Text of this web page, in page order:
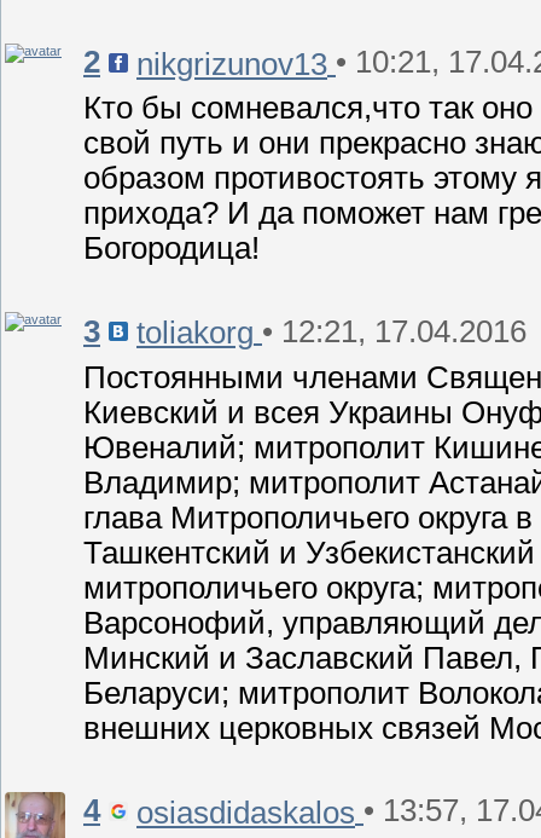
2 nikgrizunov13 • 10:21,
Кто бы сомневался,что так
свой путь и они прекрасно
образом противостоять этому
прихода? И да поможет нам
Богородица!
3 toliakorg • 12:21, 17.04.2016
Постоянными членами
Киевский и всея Украины
Ювеналий; митрополит
Владимир; митрополит
глава Митрополичьего округа
Ташкентский и
митрополичьего округа;
Варсонофий, управляющий
Минский и Заславский Павел,
Беларуси; митрополит
внешних церковных связей
4 osiasdidaskalos • 13:57,